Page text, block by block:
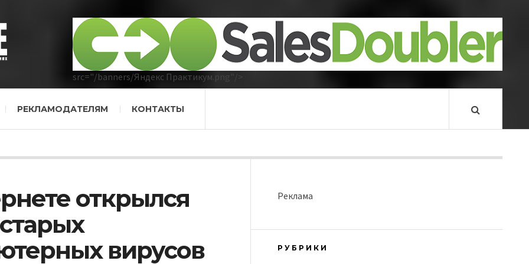
src="/banners/Яндекс Практикум.png"/>
РЕКЛАМОДАТЕЛЯМ КОНТАКТЫ
открылся
вирусов
Реклама
РУБРИКИ